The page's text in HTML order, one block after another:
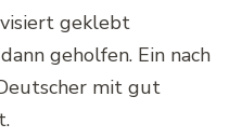
geholfen. Ein nach
mit gut